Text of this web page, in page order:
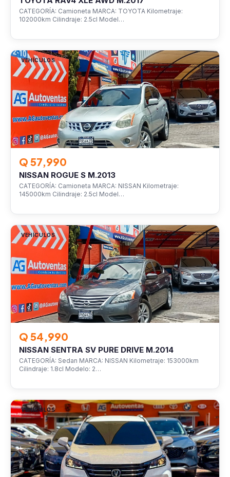
CATEGORÍA: Camioneta MARCA: TOYOTA Kilometraje:
102000km Cilindraje: 2.5cl Model…
VEHÍCULOS
Q 57,990
NISSAN ROGUE S M.2013
CATEGORÍA: Camioneta MARCA: NISSAN Kilometraje:
145000km Cilindraje: 2.5cl Model…
VEHÍCULOS
Q 54,990
NISSAN SENTRA SV PURE DRIVE M.2014
CATEGORÍA: Sedan MARCA: NISSAN Kilometraje: 153000km
Cilindraje: 1.8cl Modelo: 2…
VEHÍCULOS